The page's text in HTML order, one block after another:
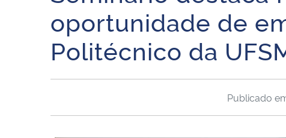
oportunidade de
Politécnico da
Publicado